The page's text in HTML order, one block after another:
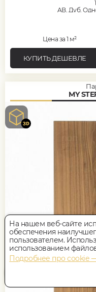
AB, Дуб,
Цена за 1 м²
КУПИТЬ ДЕШЕВЛЕ
MY
На нашем веб-сайте
обеспечения
пользователем.
использованием
Подробнее про cookie